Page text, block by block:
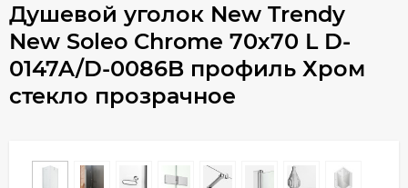
Душевой уголок New Trendy
New Soleo Chrome 70х70 L D-
0147A/D-0086B профиль Хром
стекло прозрачное